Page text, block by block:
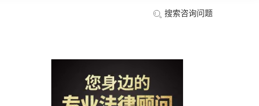
搜索咨询问题